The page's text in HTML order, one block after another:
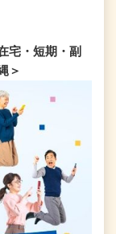
宅・短期・副
＞